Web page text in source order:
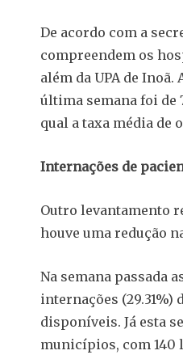
De acordo com a
compreendem os
além da UPA de
última semana foi de
qual a taxa média de
Internações de
Outro levantamento
houve uma redução
Na semana passada
internações (29.31%)
disponíveis. Já esta
municípios, com